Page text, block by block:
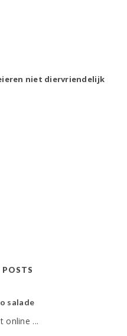
niet diervriendelijk
salade
online ...